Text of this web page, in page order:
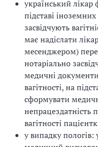
український
підставі
засвідчують
має надіслати
месенджером)
нотаріально
медичні
вагітності, на
сформувати
непрацездатність
вагітності
у випадку пологів: